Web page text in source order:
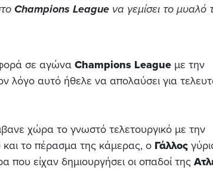
Champions League να γεμίσει το μυαλό
σε αγώνα Champions League με την
λόγο αυτό ήθελε να απολαύσει για
χώρα το γνωστό τελετουργικό με την
το πέρασμα της κάμερας, ο Γάλλος
είχαν δημιουργήσει οι οπαδοί της